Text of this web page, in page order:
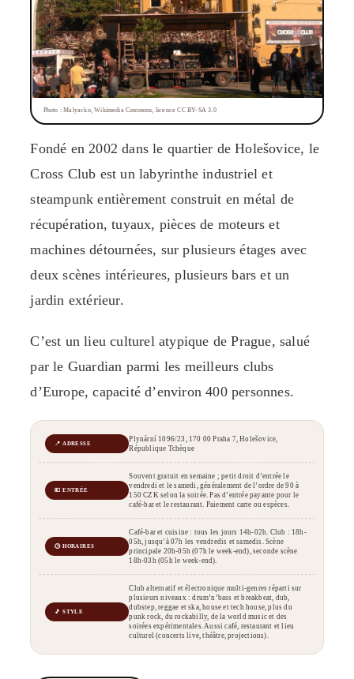
Photo : Malyacko, Wikimedia Commons, licence CC BY-SA 3.0
Fondé en 2002 dans le quartier de Holešovice, le
Cross Club est un labyrinthe industriel et
steampunk entièrement construit en métal de
récupération, tuyaux, pièces de moteurs et
machines détournées, sur plusieurs étages avec
deux scènes intérieures, plusieurs bars et un
jardin extérieur.
C’est un lieu culturel atypique de Prague, salué
par le Guardian parmi les meilleurs clubs
d’Europe, capacité d’environ 400 personnes.
📍 ADRESSE
Plynární 1096/23, 170 00 Praha 7, Holešovice,
République Tchèque
💶 ENTRÉE
Souvent gratuit en semaine ; petit droit d’entrée le
vendredi et le samedi, généralement de l’ordre de 90 à
150 CZK selon la soirée. Pas d’entrée payante pour le
café-bar et le restaurant. Paiement carte ou espèces.
🕒 HORAIRES
Café-bar et cuisine : tous les jours 14h-02h. Club : 18h-
05h, jusqu’à 07h les vendredis et samedis. Scène
principale 20h-05h (07h le week-end), seconde scène
18h-03h (05h le week-end).
🎵 STYLE
Club alternatif et électronique multi-genres réparti sur
plusieurs niveaux : drum’n’bass et breakbeat, dub,
dubstep, reggae et ska, house et tech house, plus du
punk rock, du rockabilly, de la world music et des
soirées expérimentales. Aussi café, restaurant et lieu
culturel (concerts live, théâtre, projections).